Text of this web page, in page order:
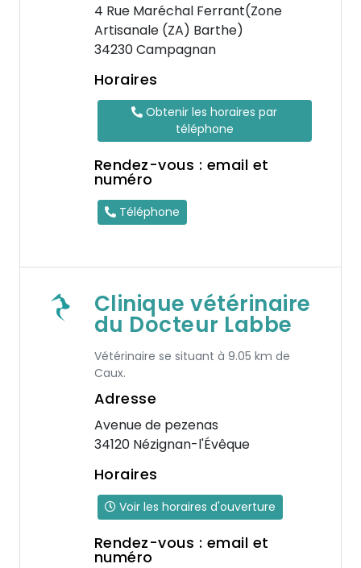
4 Rue Maréchal Ferrant(Zone
Artisanale (ZA) Barthe)
34230 Campagnan
Horaires
Obtenir les horaires par
téléphone
Rendez-vous : email et
numéro
Téléphone
Clinique vétérinaire
du Docteur Labbe
Vétérinaire se situant à 9.05 km de
Caux.
Adresse
Avenue de pezenas
34120 Nézignan-l'Évêque
Horaires
Voir les horaires d'ouverture
Rendez-vous : email et
numéro